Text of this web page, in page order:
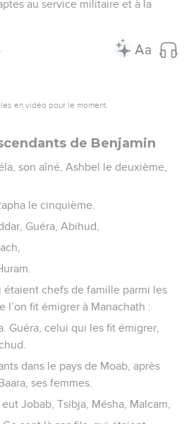
au service militaire et à la
en vidéo pour le moment.
de Benjamin
son aîné, Ashbel le deuxième,
le cinquième.
Guéra, Abihud,
étaient chefs de famille parmi les
l’on fit émigrer à Manachath :
Guéra, celui qui les fit émigrer,
dans le pays de Moab, après
ses femmes.
Jobab, Tsibja, Mésha, Malcam,